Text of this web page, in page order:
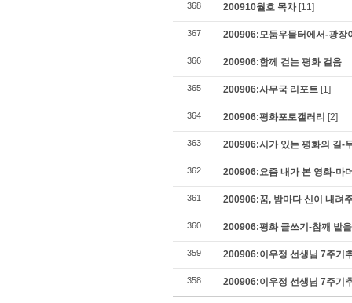
368 200910월호 목차 [11]
367 200906:모둠우물터에서-광장
366 200906:함께 걷는 평화 걸음
365 200906:사무국 리포트 [1]
364 200906:평화포토갤러리 [2]
363 200906:시가 있는 평화의 길-
362 200906:요즘 내가 본 영화-마
361 200906:꿈, 밤마다 신이 내려
360 200906:평화 글쓰기-참깨 밭
359 200906:이우정 선생님 7주기
358 200906:이우정 선생님 7주기